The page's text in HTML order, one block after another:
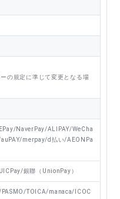
の規定に準じて変更となる場
NaverPay/ALIPAY/WeCha
merpay/d払い/AEONPa
銀聯（UnionPay）
TOICA/manaca/ICOC